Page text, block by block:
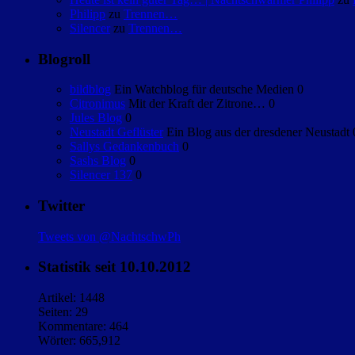
Philipp zu Trennen…
Silencer zu Trennen…
Blogroll
bildblog Ein Watchblog für deutsche Medien 0
Citronimus Mit der Kraft der Zitrone… 0
Jules Blog 0
Neustadt Geflüster Ein Blog aus der dresdener Neustadt
Sallys Gedankenbuch 0
Sashs Blog 0
Silencer 137 0
Twitter
Tweets von @NachtschwPh
Statistik seit 10.10.2012
Artikel: 1448
Seiten: 29
Kommentare: 464
Wörter: 665,912